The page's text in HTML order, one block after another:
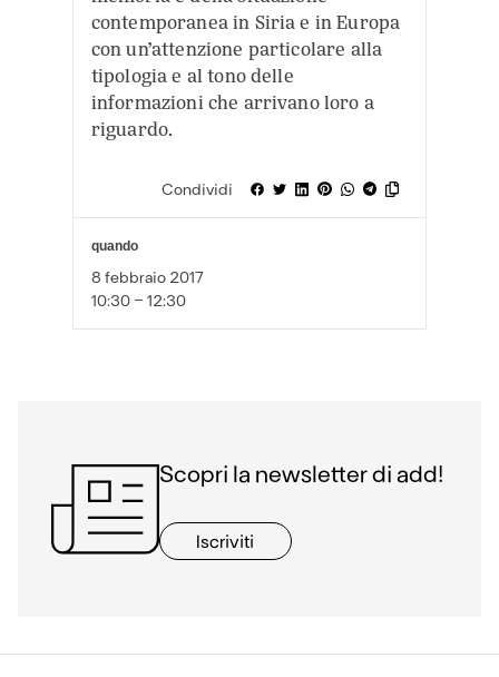
contemporanea in Siria e in Europa
con un’attenzione particolare alla
tipologia e al tono delle
informazioni che arrivano loro a
riguardo.
Condividi
quando
8 febbraio 2017
10:30 - 12:30
Scopri la newsletter di add!
Iscriviti